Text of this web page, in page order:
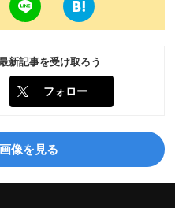
新記事を受け取ろう
フォロー
像を見る